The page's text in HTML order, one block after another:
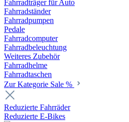
Fahrradträger für Auto
Fahrradständer
Fahrradpumpen
Pedale
Fahrradcomputer
Fahrradbeleuchtung
Weiteres Zubehör
Fahrradhelme
Fahrradtaschen
Zur Kategorie Sale %
Reduzierte Fahrräder
Reduzierte E-Bikes